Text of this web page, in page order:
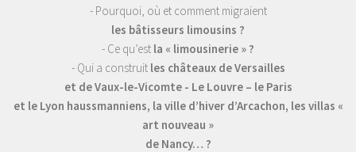
- Pourquoi, où et comment migraient
les bâtisseurs limousins ?
- Ce qu’est la « limousinerie » ?
- Qui a construitles châteaux de Versailles
et de Vaux-le-Vicomte - Le Louvre – le Paris
et le Lyon haussmanniens, la ville d’hiver d’Arcachon, les villas «
art nouveau »
de Nancy… ?